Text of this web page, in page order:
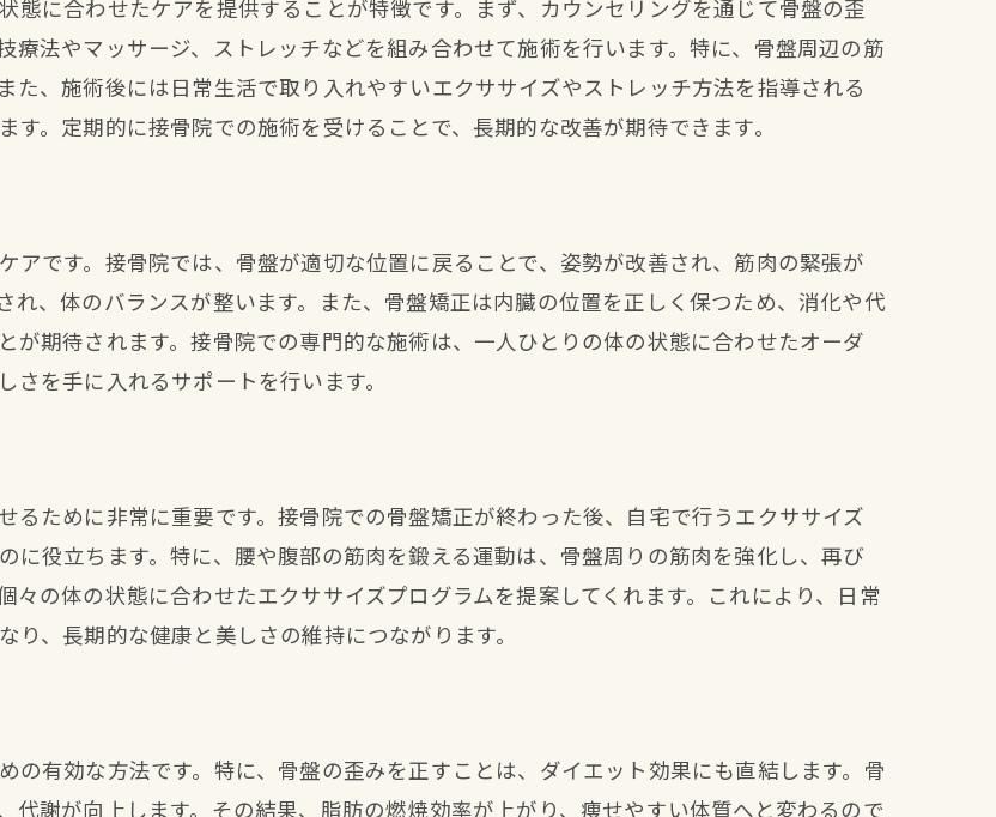
院での骨盤矯正を受けたお客様の声
態に合わせたケアを提供することが特徴です。まず、カウンセリングを通じて骨盤の歪
療法やマッサージ、ストレッチなどを組み合わせて施術を行います。特に、骨盤周辺の筋
た、施術後には日常生活で取り入れやすいエクササイズやストレッチ方法を指導される
。定期的に接骨院での施術を受けることで、長期的な改善が期待できます。
アです。接骨院では、骨盤が適切な位置に戻ることで、姿勢が改善され、筋肉の緊張が
れ、体のバランスが整います。また、骨盤矯正は内臓の位置を正しく保つため、消化や代
期待されます。接骨院での専門的な施術は、一人ひとりの体の状態に合わせたオーダ
を手に入れるサポートを行います。
るために非常に重要です。接骨院での骨盤矯正が終わった後、自宅で行うエクササイズ
に役立ちます。特に、腰や腹部の筋肉を鍛える運動は、骨盤周りの筋肉を強化し、再び
の体の状態に合わせたエクササイズプログラムを提案してくれます。これにより、日常
、長期的な健康と美しさの維持につながります。
有効な方法です。特に、骨盤の歪みを正すことは、ダイエット効果にも直結します。骨
謝が向上します。その結果、脂肪の燃焼効率が上がり、痩せやすい体質へと変わるので